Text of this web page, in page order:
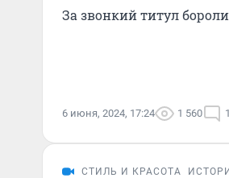
За звонкий титул
6 июня, 2024, 17:24 1 560 1
СТИЛЬ И КРАСОТА